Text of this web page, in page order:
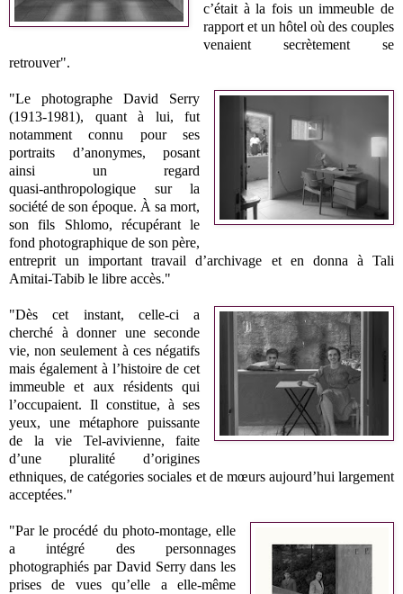
c’était à la fois un immeuble de
rapport et un hôtel où des couples
venaient secrètement se
retrouver".
"Le photographe David Serry
(1913‑1981), quant à lui, fut
notamment connu pour ses
portraits d’anonymes, posant
ainsi un regard
quasi‑anthropologique sur la
société de son époque. À sa mort,
son fils Shlomo, récupérant le
fond photographique de son père,
entreprit un important travail d’archivage et en donna à Tali
Amitai‑Tabib le libre accès."
"Dès cet instant, celle‑ci a
cherché à donner une seconde
vie, non seulement à ces négatifs
mais également à l’histoire de cet
immeuble et aux résidents qui
l’occupaient. Il constitue, à ses
yeux, une métaphore puissante
de la vie Tel‑avivienne, faite
d’une pluralité d’origines
ethniques, de catégories sociales et de mœurs aujourd’hui largement
acceptées."
"Par le procédé du photo‑montage, elle
a intégré des personnages
photographiés par David Serry dans les
prises de vues qu’elle a elle‑même